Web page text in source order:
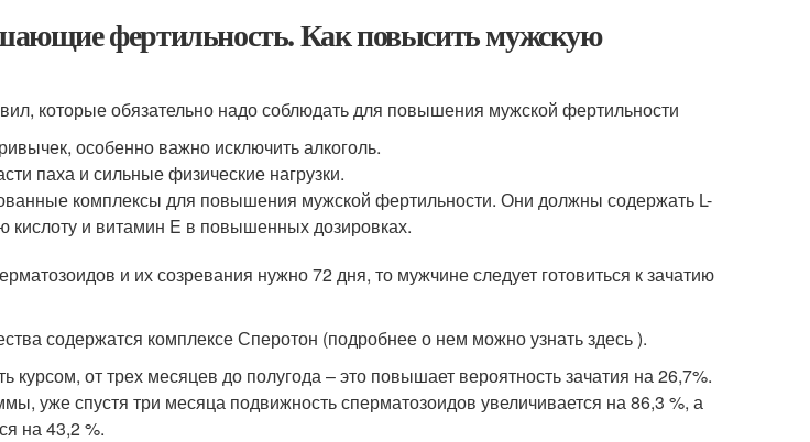
фертильность. Как повысить мужскую
которые обязательно надо соблюдать для повышения мужской фертильности
особенно важно исключить алкоголь.
паха и сильные физические нагрузки.
комплексы для повышения мужской фертильности. Они должны содержать L-
кислоту и витамин E в повышенных дозировках.
и их созревания нужно 72 дня, то мужчине следует готовиться к зачатию
содержатся комплексе Сперотон (подробнее о нем можно узнать здесь ).
курсом, от трех месяцев до полугода – это повышает вероятность зачатия на 26,7%.
уже спустя три месяца подвижность сперматозоидов увеличивается на 86,3 %, а
на 43,2 %.